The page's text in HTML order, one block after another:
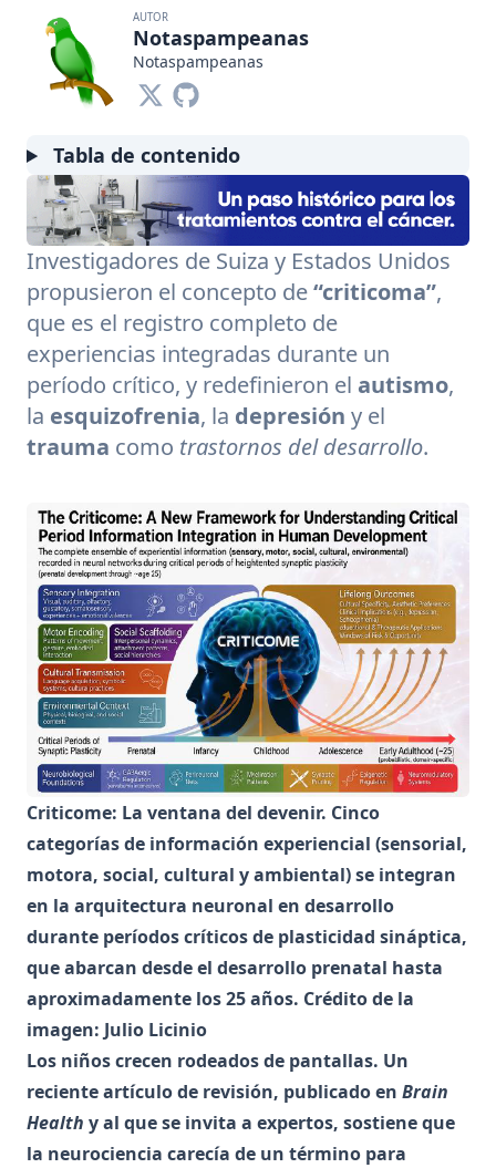
AUTOR
Notaspampeanas
Notaspampeanas
Tabla de contenido
Investigadores de Suiza y Estados Unidos
propusieron el concepto de“criticoma”,
que es el registro completo de
experiencias integradas durante un
período crítico, y redefinieron el autismo,
la esquizofrenia, la depresión y el
trauma como trastornos del desarrollo.
Criticome: La ventana del devenir. Cinco
categorías de información experiencial (sensorial,
motora, social, cultural y ambiental) se integran
en la arquitectura neuronal en desarrollo
durante períodos críticos de plasticidad sináptica,
que abarcan desde el desarrollo prenatal hasta
aproximadamente los 25 años. Crédito de la
imagen: Julio Licinio
Los niños crecen rodeados de pantallas. Un
reciente artículo de revisión, publicado en Brain
Health y al que se invita a expertos, sostiene que
la neurociencia carecía de un término para